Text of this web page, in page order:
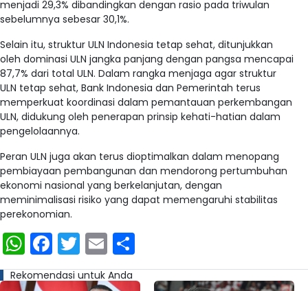
menjadi 29,3% dibandingkan dengan rasio pada triwulan
sebelumnya sebesar 30,1%.
Selain itu, struktur ULN Indonesia tetap sehat, ditunjukkan
oleh dominasi ULN jangka panjang dengan pangsa mencapai
87,7% dari total ULN. Dalam rangka menjaga agar struktur
ULN tetap sehat, Bank Indonesia dan Pemerintah terus
memperkuat koordinasi dalam pemantauan perkembangan
ULN, didukung oleh penerapan prinsip kehati-hatian dalam
pengelolaannya.
Peran ULN juga akan terus dioptimalkan dalam menopang
pembiayaan pembangunan dan mendorong pertumbuhan
ekonomi nasional yang berkelanjutan, dengan
meminimalisasi risiko yang dapat memengaruhi stabilitas
perekonomian.
WhatsApp
Facebook
Twitter
Email
Rekomendasi untuk Anda